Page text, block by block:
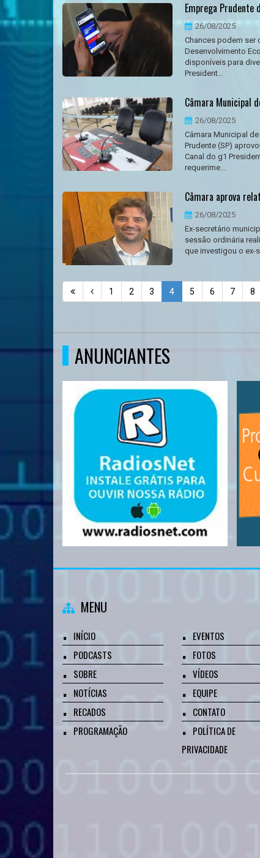
Emprega Prudente
26/08/2025
Chances podem ser
Desenvolvimento
disponíveis para
President...
Câmara Municipal
26/08/2025
Câmara Municipal
Prudente (SP)
Canal do g1
requerime...
Câmara aprova
26/08/2025
Ex-secretário
sessão ordinária
que investigou o ex-
1 2 3 4 5 6 7 8
ANUNCIANTES
MENU
INÍCIO
PODCASTS
SOBRE
NOTÍCIAS
RECADOS
PROGRAMAÇÃO
EVENTOS
FOTOS
VÍDEOS
EQUIPE
CONTATO
POLÍTICA DE
PRIVACIDADE